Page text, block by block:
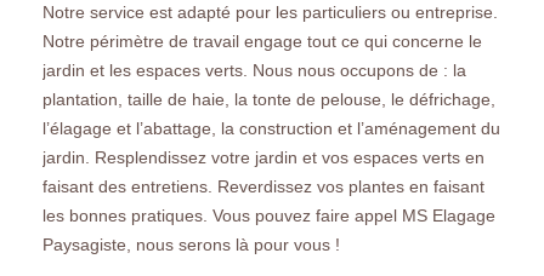
Notre service est adapté pour les particuliers ou entreprise.
Notre périmètre de travail engage tout ce qui concerne le
jardin et les espaces verts. Nous nous occupons de : la
plantation, taille de haie, la tonte de pelouse, le défrichage,
l’élagage et l’abattage, la construction et l’aménagement du
jardin. Resplendissez votre jardin et vos espaces verts en
faisant des entretiens. Reverdissez vos plantes en faisant
les bonnes pratiques. Vous pouvez faire appel MS Elagage
Paysagiste, nous serons là pour vous !